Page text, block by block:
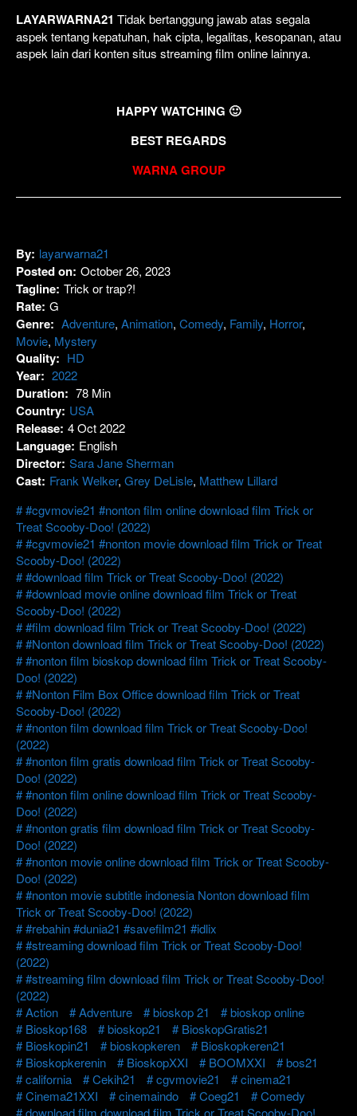
LAYARWARNA21 Tidak bertanggung jawab atas segala
aspek tentang kepatuhan, hak cipta, legalitas, kesopanan, atau
aspek lain dari konten situs streaming film online lainnya.
HAPPY WATCHING 🙂
BEST REGARDS
WARNA GROUP
By: layarwarna21
Posted on: October 26, 2023
Tagline: Trick or trap?!
Rate: G
Genre: Adventure, Animation, Comedy, Family, Horror,
Movie, Mystery
Quality: HD
Year: 2022
Duration: 78 Min
Country: USA
Release: 4 Oct 2022
Language: English
Director: Sara Jane Sherman
Cast: Frank Welker, Grey DeLisle, Matthew Lillard
#cgvmovie21 #nonton film online download film Trick or
Treat Scooby-Doo! (2022)
#cgvmovie21 #nonton movie download film Trick or Treat
Scooby-Doo! (2022)
#download film Trick or Treat Scooby-Doo! (2022)
#download movie online download film Trick or Treat
Scooby-Doo! (2022)
#film download film Trick or Treat Scooby-Doo! (2022)
#Nonton download film Trick or Treat Scooby-Doo! (2022)
#nonton film bioskop download film Trick or Treat Scooby-
Doo! (2022)
#Nonton Film Box Office download film Trick or Treat
Scooby-Doo! (2022)
#nonton film download film Trick or Treat Scooby-Doo!
(2022)
#nonton film gratis download film Trick or Treat Scooby-
Doo! (2022)
#nonton film online download film Trick or Treat Scooby-
Doo! (2022)
#nonton gratis film download film Trick or Treat Scooby-
Doo! (2022)
#nonton movie online download film Trick or Treat Scooby-
Doo! (2022)
#nonton movie subtitle indonesia Nonton download film
Trick or Treat Scooby-Doo! (2022)
#rebahin #dunia21 #savefilm21 #idlix
#streaming download film Trick or Treat Scooby-Doo!
(2022)
#streaming film download film Trick or Treat Scooby-Doo!
(2022)
Action
Adventure bioskop 21
bioskop online
Bioskop168
bioskop21
BioskopGratis21
Bioskopin21
bioskopkeren
Bioskopkeren21
Bioskopkerenin
BioskopXXI BOOMXXI
bos21
california
Cekih21 cgvmovie21
cinema21
Cinema21XXI
cinemaindo Coeg21
Comedy